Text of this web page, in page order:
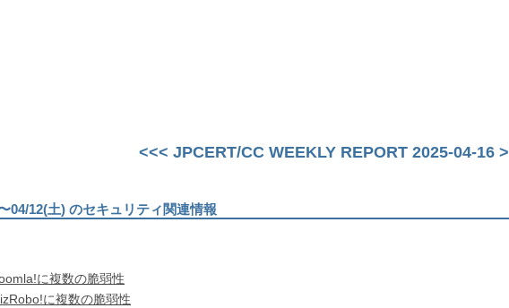
<<< JPCERT/CC WEEKLY REPORT 2025-04-16
04/12(土) のセキュリティ関連情報
に複数の脆弱性
に複数の脆弱性